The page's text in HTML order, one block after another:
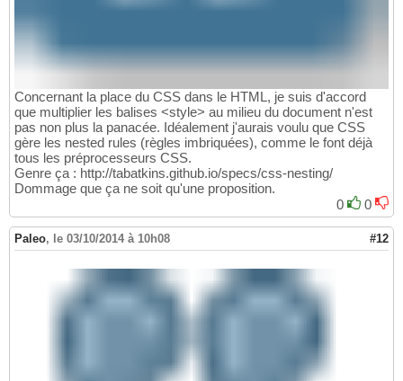
Concernant la place du CSS dans le HTML, je suis d'accord
que multiplier les balises <style> au milieu du document n'est
pas non plus la panacée. Idéalement j'aurais voulu que CSS
gère les nested rules (règles imbriquées), comme le font déjà
tous les préprocesseurs CSS.
Genre ça : http://tabatkins.github.io/specs/css-nesting/
Dommage que ça ne soit qu'une proposition.
0
0
Paleo, le 03/10/2014 à 10h08 #12